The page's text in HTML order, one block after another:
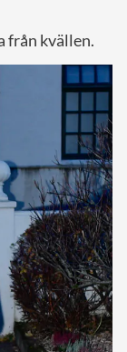
från kvällen.